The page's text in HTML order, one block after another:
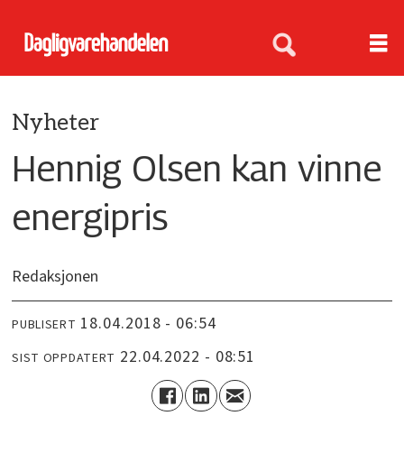
Nyheter
Hennig Olsen kan vinne
energipris
Redaksjonen
PUBLISERT 18.04.2018 - 06:54
SIST OPPDATERT 22.04.2022 - 08:51